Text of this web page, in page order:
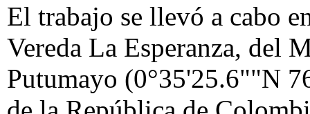
El trabajo se llevó a cabo
Vereda La Esperanza, del
Putumayo (0°35'25.6""N